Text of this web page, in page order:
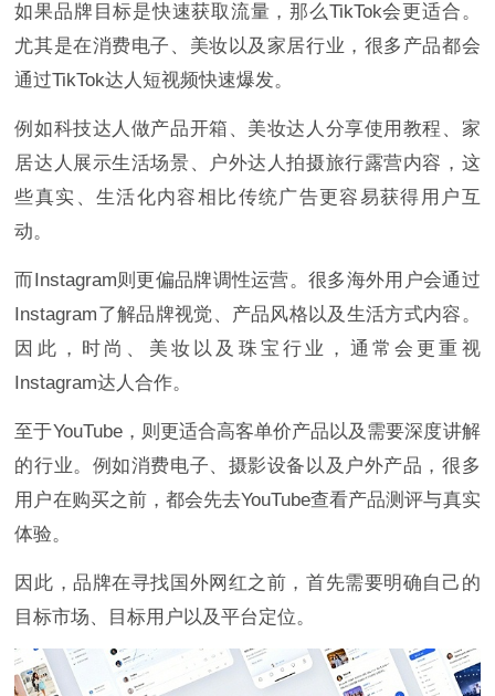
如果品牌目标是快速获取流量，那么TikTok会更适合。
尤其是在消费电子、美妆以及家居行业，很多产品都会
通过TikTok达人短视频快速爆发。
例如科技达人做产品开箱、美妆达人分享使用教程、家
居达人展示生活场景、户外达人拍摄旅行露营内容，这
些真实、生活化内容相比传统广告更容易获得用户互
动。
而Instagram则更偏品牌调性运营。很多海外用户会通过
Instagram了解品牌视觉、产品风格以及生活方式内容。
因此，时尚、美妆以及珠宝行业，通常会更重视
Instagram达人合作。
至于YouTube，则更适合高客单价产品以及需要深度讲解
的行业。例如消费电子、摄影设备以及户外产品，很多
用户在购买之前，都会先去YouTube查看产品测评与真实
体验。
因此，品牌在寻找国外网红之前，首先需要明确自己的
目标市场、目标用户以及平台定位。